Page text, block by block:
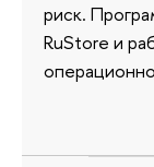
риск.
RuStore и